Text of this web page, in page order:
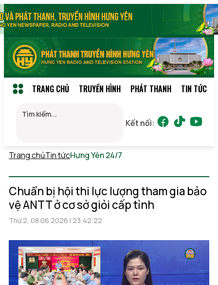
TRANG CHỦ TRUYỀN HÌNH PHÁT THANH TIN TỨC
Kết nối:
Trang chủTin tứcHưng Yên 24/7
Chuẩn bị hội thi lực lượng tham gia bảo
vệ ANTT ở cơ sở giỏi cấp tỉnh
Thứ 2, 08.06.2026 | 23:42:22